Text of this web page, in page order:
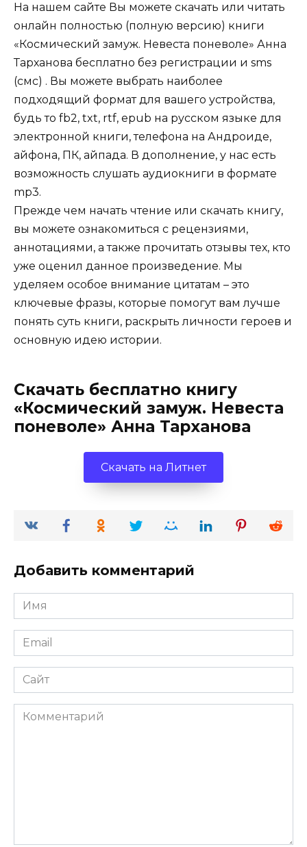
На нашем сайте Вы можете скачать или читать
онлайн полностью (полную версию) книги
«Космический замуж. Невеста поневоле» Анна
Тарханова бесплатно без регистрации и sms
(смс) . Вы можете выбрать наиболее
подходящий формат для вашего устройства,
будь то fb2, txt, rtf, epub на русском языке для
электронной книги, телефона на Андроиде,
айфона, ПК, айпада. В дополнение, у нас есть
возможность слушать аудиокниги в формате
mp3.
Прежде чем начать чтение или скачать книгу,
вы можете ознакомиться с рецензиями,
аннотациями, а также прочитать отзывы тех, кто
уже оценил данное произведение. Мы
уделяем особое внимание цитатам – это
ключевые фразы, которые помогут вам лучше
понять суть книги, раскрыть личности героев и
основную идею истории.
Скачать бесплатно книгу
«Космический замуж. Невеста
поневоле» Анна Тарханова
Скачать на Литнет
Добавить комментарий
Имя
*
Email
*
Сайт
Комментарий